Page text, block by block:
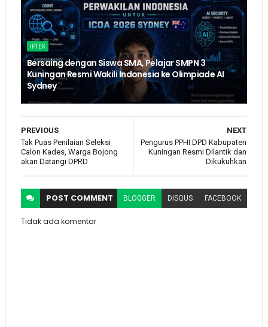
IPTEK
Bersaing dengan Siswa SMA, Pelajar SMPN 3
Kuningan Resmi Wakili Indonesia ke Olimpiade AI
Sydney
NEXT
Pengurus PPHI DPD Kabupaten
Kuningan Resmi Dilantik dan
Dikukuhkan
PREVIOUS
Tak Puas Penilaian Seleksi
Calon Kades, Warga Bojong
akan Datangi DPRD
POST COMMENT BLOGGER DISQUS FACEBOOK
Tidak ada komentar